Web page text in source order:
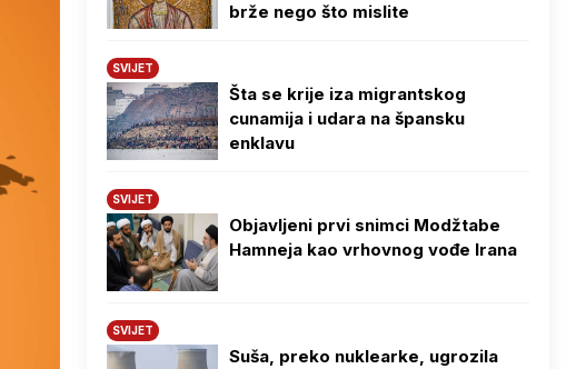
brže nego što mislite
SVIJET
Šta se krije iza migrantskog
cunamija i udara na špansku
enklavu
SVIJET
Objavljeni prvi snimci Modžtabe
Hamneja kao vrhovnog vođe Irana
SVIJET
Suša, preko nuklearke, ugrozila